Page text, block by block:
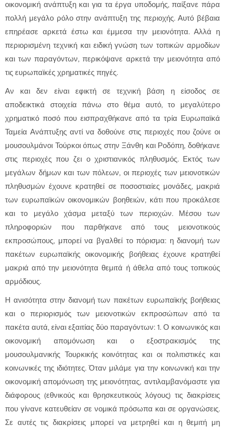
οικονομική ανάπτυξη και για τα έργα υποδομής, παίξανε πάρα
πολλή μεγάλο ρόλο στην ανάπτυξη της περιοχής. Αυτό βέβαια
επηρέασε αρκετά έστω και έμμεσα την μειονότητα. Αλλά η
περιορισμένη τεχνική και ειδική γνώση των τοπικών αρμοδίων
και των παραγόντων, περικόψανε αρκετά την μειονότητα από
τις ευρωπαϊκές χρηματικές πηγές.
Αν και δεν είναι εφικτή σε τεχνική βάση η είσοδος σε
αποδεικτικά στοιχεία πάνω στο θέμα αυτό, το μεγαλύτερο
χρηματικό ποσό που εισπραχθήκανε από τα τρία Ευρωπαϊκά
Ταμεία Ανάπτυξης αντί να δοθούνε στις περιοχές που ζούνε οι
μουσουλμάνοι Τούρκοι όπως στην Ξάνθη και Ροδόπη, δοθήκανε
στις περιοχές που ζει ο χριστιανικός πληθυσμός. Εκτός των
μεγάλων δήμων και των πόλεων, οι περιοχές των μειονοτικών
πληθυσμών έχουνε κρατηθεί σε ποσοστιαίες μονάδες, μακριά
των ευρωπαϊκών οικονομικών βοηθειών, κάτι που προκάλεσε
και το μεγάλο χάσμα μεταξύ των περιοχών. Μέσου των
πληροφοριών που παρθήκανε από τους μειονοτικούς
εκπροσώπους, μπορεί να βγαλθεί το πόρισμα: η διανομή των
πακέτων ευρωπαϊκής οικονομικής βοήθειας έχουνε κρατηθεί
μακριά από την μειονότητα θεμιτά ή άθελα από τους τοπικούς
αρμόδιους.
Η ανισότητα στην διανομή των πακέτων ευρωπαϊκής βοήθειας
και ο περιορισμός των μειονοτικών εκπροσώπων από τα
πακέτα αυτά, είναι εξαιτίας δύο παραγόντων: 1. Ο κοινωνικός και
οικονομική απομόνωση και ο εξοστρακισμός της
μουσουλμανικής Τουρκικής κοινότητας και οι πολιτιστικές και
κοινωνικές της ιδιότητες. Όταν μιλάμε για την κοινωνική και την
οικονομική απομόνωση της μειονότητας, αντιλαμβανόμαστε για
διάφορους (εθνικούς και θρησκευτικούς λόγους) τις διακρίσεις
που γίνανε κατευθείαν σε νομικά πρόσωπα και σε οργανώσεις.
Σε αυτές τις διακρίσεις μπορεί να μετρηθεί και η θεμιτή μη